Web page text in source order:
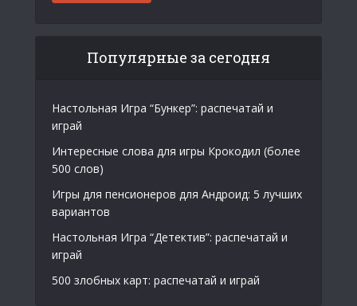
Популярные за сегодня
Настольная Игра “Бункер”: распечатай и
играй
Интересные слова для игры Крокодил (более
500 слов)
Игры для пенсионеров для Андроид: 5 лучших
вариантов
Настольная Игра “Детектив”: распечатай и
играй
500 злобных карт: распечатай и играй